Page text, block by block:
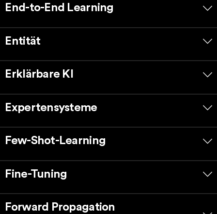
End-to-End Learning
Entität
Erklärbare KI
Expertensysteme
Few-Shot-Learning
Fine-Tuning
Forward Propagation